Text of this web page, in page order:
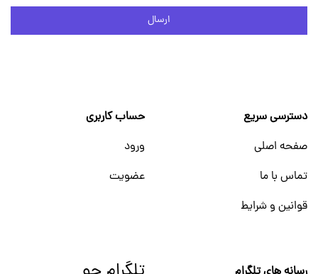
ارسال
دسترسی سریع
صفحه اصلی
تماس با ما
قوانین و شرایط
حساب کاربری
ورود
عضویت